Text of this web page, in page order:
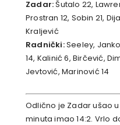
Zadar:Šutalo 22,
Prostran 12, Sobin 21,
Kraljević
Radnički:Seeley,
14, Kalinić 6, Birčević,
Jevtović, Marinović 14
Odlično je Zadar ušao
minuta imao 14:2. Vrlo